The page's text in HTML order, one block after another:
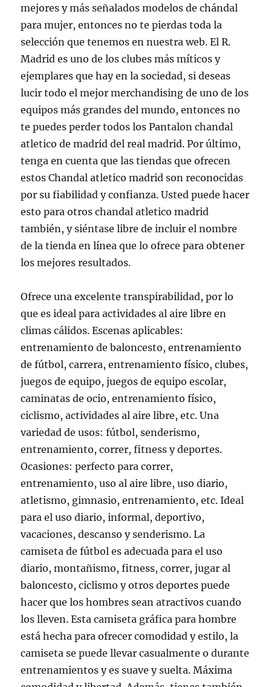
mejores y más señalados modelos de chándal
para mujer, entonces no te pierdas toda la
selección que tenemos en nuestra web. El R.
Madrid es uno de los clubes más míticos y
ejemplares que hay en la sociedad, si deseas
lucir todo el mejor merchandising de uno de los
equipos más grandes del mundo, entonces no
te puedes perder todos los Pantalon chandal
atletico de madrid del real madrid. Por último,
tenga en cuenta que las tiendas que ofrecen
estos Chandal atletico madrid son reconocidas
por su fiabilidad y confianza. Usted puede hacer
esto para otros chandal atletico madrid
también, y siéntase libre de incluir el nombre
de la tienda en línea que lo ofrece para obtener
los mejores resultados.
Ofrece una excelente transpirabilidad, por lo
que es ideal para actividades al aire libre en
climas cálidos. Escenas aplicables:
entrenamiento de baloncesto, entrenamiento
de fútbol, carrera, entrenamiento físico, clubes,
juegos de equipo, juegos de equipo escolar,
caminatas de ocio, entrenamiento físico,
ciclismo, actividades al aire libre, etc. Una
variedad de usos: fútbol, senderismo,
entrenamiento, correr, fitness y deportes.
Ocasiones: perfecto para correr,
entrenamiento, uso al aire libre, uso diario,
atletismo, gimnasio, entrenamiento, etc. Ideal
para el uso diario, informal, deportivo,
vacaciones, descanso y senderismo. La
camiseta de fútbol es adecuada para el uso
diario, montañismo, fitness, correr, jugar al
baloncesto, ciclismo y otros deportes puede
hacer que los hombres sean atractivos cuando
los lleven. Esta camiseta gráfica para hombre
está hecha para ofrecer comodidad y estilo, la
camiseta se puede llevar casualmente o durante
entrenamientos y es suave y suelta. Máxima